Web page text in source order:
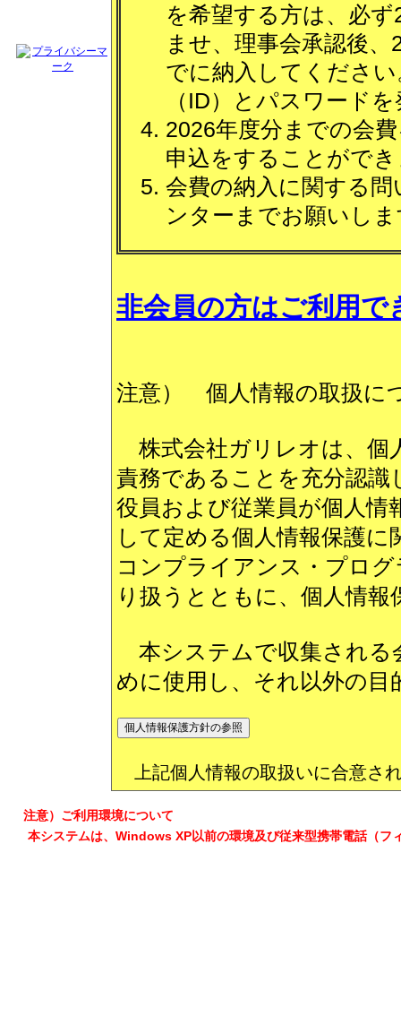
を希望する方は、必
ませ、理事会承認後
でに納入してくださ
（ID）とパスワード
2026年度分までの会
申込をすることがで
会費の納入に関する
ンターまでお願いし
非会員の方はご利用で
注意） 個人情報の取扱に
株式会社ガリレオは、個
責務であることを充分認識
役員および従業員が個人情
して定める個人情報保護に
コンプライアンス・プロ
り扱うとともに、個人情
本システムで収集される
めに使用し、それ以外の目
上記個人情報の取扱いに合意さ
注意）ご利用環境について
本システムは、Windows XP以前の環境及び従来型携帯電話（フ